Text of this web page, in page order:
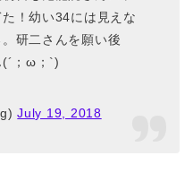
！幼い34には見えな
研二さんを願い後
(´；ω；`)
July 19, 2018